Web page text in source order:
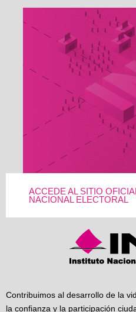
ACCEDE AL SITIO
NACIONAL ELECTORAL
Contribuimos al desarrollo de la
la confianza y la participación